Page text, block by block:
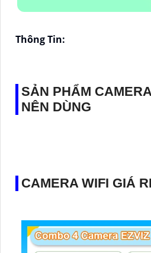
Thông Tin:
SẢN PHẨM
NÊN DÙNG
CAMERA WIFI GIÁ